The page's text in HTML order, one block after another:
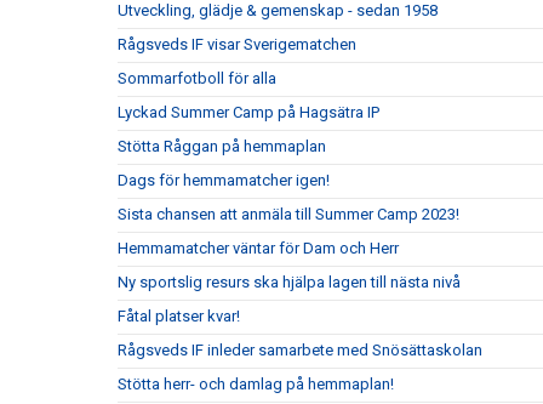
Utveckling, glädje & gemenskap - sedan 1958
Rågsveds IF visar Sverigematchen
Sommarfotboll för alla
Lyckad Summer Camp på Hagsätra IP
Stötta Råggan på hemmaplan
Dags för hemmamatcher igen!
Sista chansen att anmäla till Summer Camp 2023!
Hemmamatcher väntar för Dam och Herr
Ny sportslig resurs ska hjälpa lagen till nästa nivå
Fåtal platser kvar!
Rågsveds IF inleder samarbete med Snösättaskolan
Stötta herr- och damlag på hemmaplan!